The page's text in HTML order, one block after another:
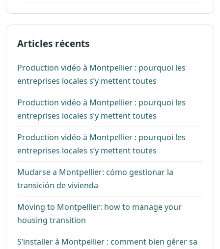
Articles récents
Production vidéo à Montpellier : pourquoi les
entreprises locales s’y mettent toutes
Production vidéo à Montpellier : pourquoi les
entreprises locales s’y mettent toutes
Production vidéo à Montpellier : pourquoi les
entreprises locales s’y mettent toutes
Mudarse a Montpellier: cómo gestionar la
transición de vivienda
Moving to Montpellier: how to manage your
housing transition
S’installer à Montpellier : comment bien gérer sa